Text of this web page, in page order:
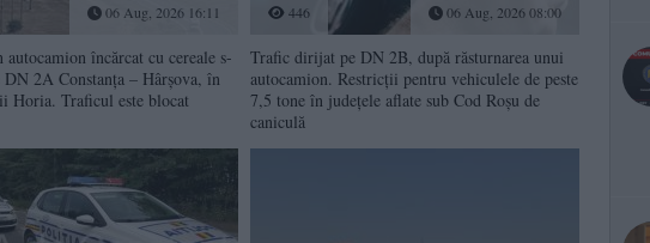
06 Aug, 2026 16:11
încărcat cu cereale s-
DN 2A Constanța – Hârșova, în
Horia. Traficul este blocat
446 06 Aug, 2026 08:00
Trafic dirijat pe DN 2B, după răsturnarea unui
autocamion. Restricții pentru vehiculele de peste
7,5 tone în județele aflate sub Cod Roșu de
caniculă